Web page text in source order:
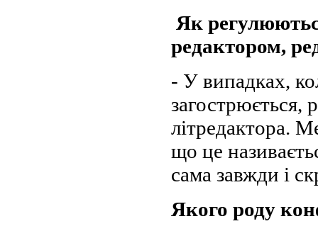
Як
редактором,
- У випадках,
загострюється,
літредактора.
що це
сама завжди і
Якого роду